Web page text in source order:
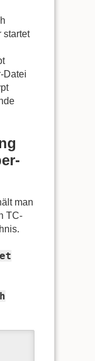
startet
Datei
man
TC-